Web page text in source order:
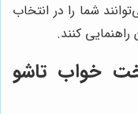
شما را در انتخاب
کنند.
خواب تاشو